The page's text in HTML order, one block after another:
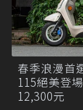
春季浪漫首
115絕美登
12,300元